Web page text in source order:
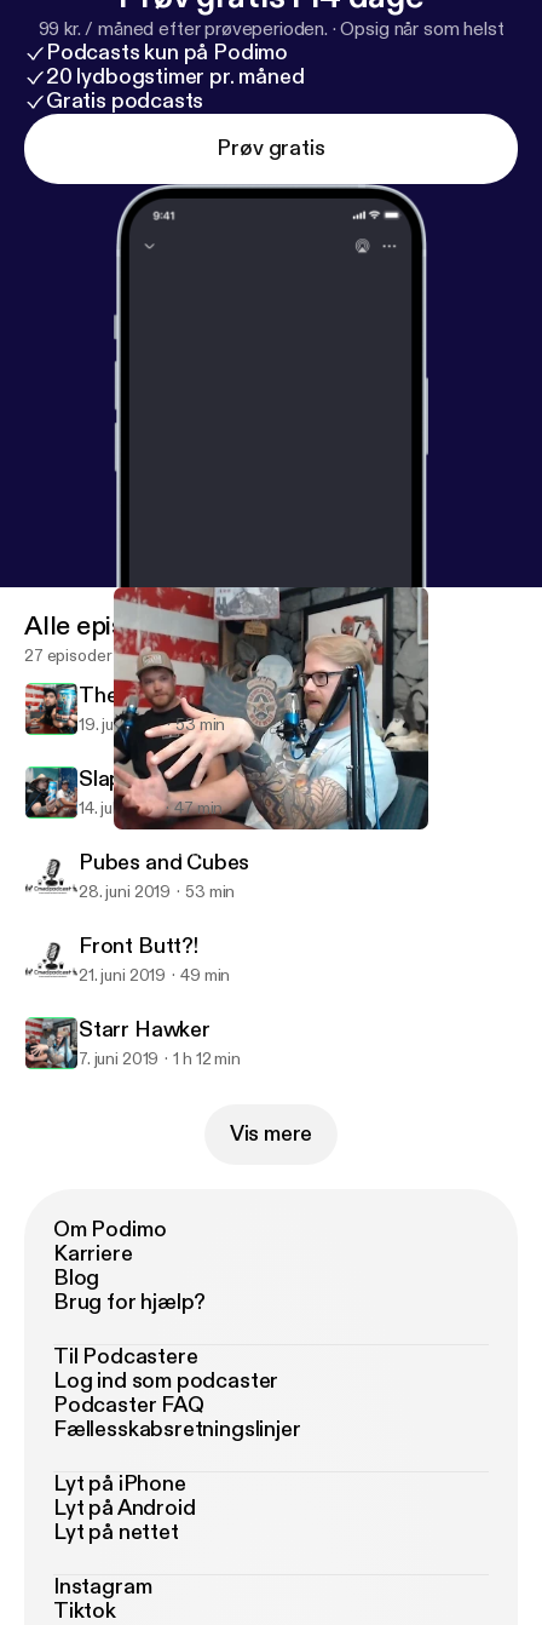
99 kr. / måned efter prøveperioden. ·Opsig når som helst
Podcasts kun på Podimo
20 lydbogstimer pr. måned
Gratis podcasts
Prøv gratis
Cmadpodcast
Alle episoder
27 episoder
The inspirational Batsquatch
19. juli 2019 53 min
Slappin da Bag
14. juli 2019 47 min
Pubes and Cubes
28. juni 2019 53 min
Front Butt?!
21. juni 2019 49 min
Starr Hawker
7. juni 2019 1 h 12 min
Vis mere
Om Podimo
Karriere
Blog
Brug for hjælp?
Til Podcastere
Log ind som podcaster
Podcaster FAQ
Fællesskabsretningslinjer
Lyt på iPhone
Lyt på Android
Lyt på nettet
Instagram
Tiktok